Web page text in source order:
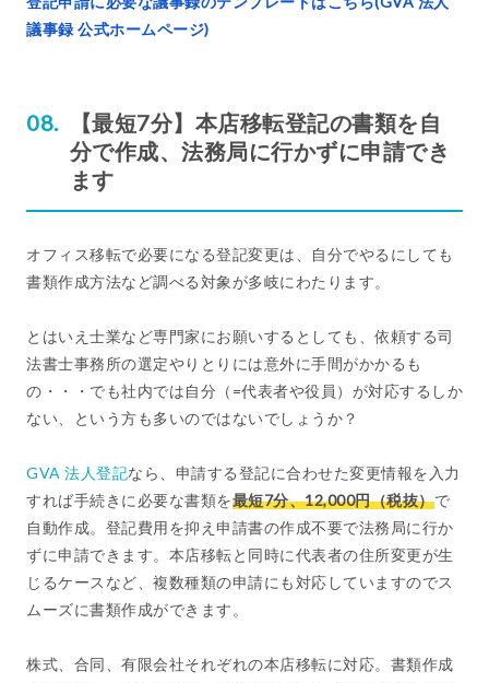
議事録 公式ホームページ)
【最短7分】本店移転登記の書類を自
分で作成、法務局に行かずに申請でき
ます
オフィス移転で必要になる登記変更は、自分でやるにしても
書類作成方法など調べる対象が多岐にわたります。
とはいえ士業など専門家にお願いするとしても、依頼する司
法書士事務所の選定やりとりには意外に手間がかかるも
の・・・でも社内では自分（=代表者や役員）が対応するしか
ない、という方も多いのではないでしょうか？
GVA 法人登記なら、申請する登記に合わせた変更情報を入力
すれば手続きに必要な書類を最短7分、12,000円（税抜）で
自動作成。登記費用を抑え申請書の作成不要で法務局に行か
ずに申請できます。本店移転と同時に代表者の住所変更が生
じるケースなど、複数種類の申請にも対応していますのでス
ムーズに書類作成ができます。
株式、合同、有限会社それぞれの本店移転に対応。書類作成